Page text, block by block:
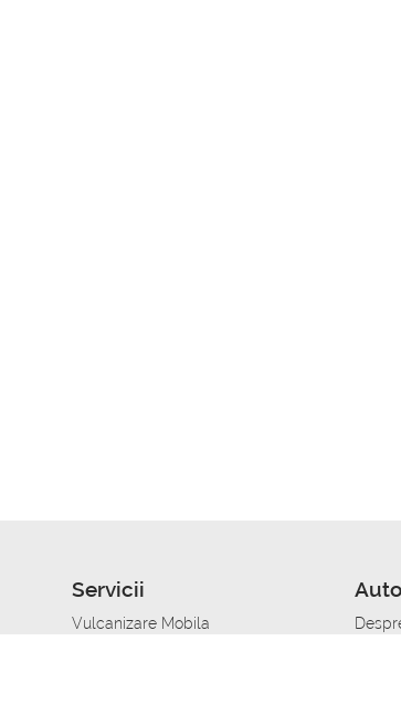
Servicii
Vulcanizare Mobila